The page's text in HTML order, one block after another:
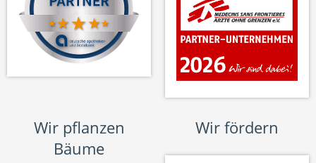
Wir pflanzen
Bäume
Wir fördern